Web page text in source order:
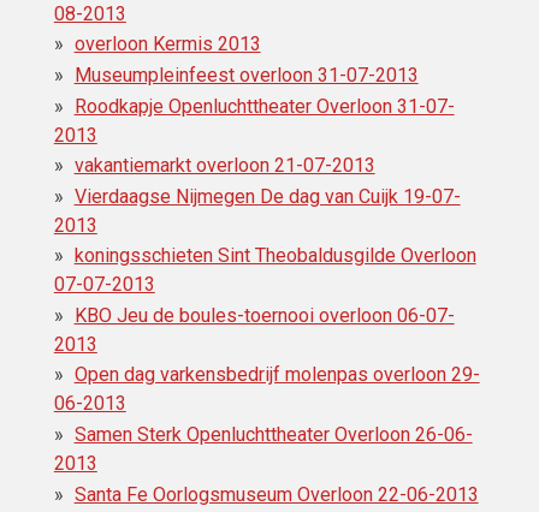
08-2013
overloon Kermis 2013
Museumpleinfeest overloon 31-07-2013
Roodkapje Openluchttheater Overloon 31-07-
2013
vakantiemarkt overloon 21-07-2013
Vierdaagse Nijmegen De dag van Cuijk 19-07-
2013
koningsschieten Sint Theobaldusgilde Overloon
07-07-2013
KBO Jeu de boules-toernooi overloon 06-07-
2013
Open dag varkensbedrijf molenpas overloon 29-
06-2013
Samen Sterk Openluchttheater Overloon 26-06-
2013
Santa Fe Oorlogsmuseum Overloon 22-06-2013